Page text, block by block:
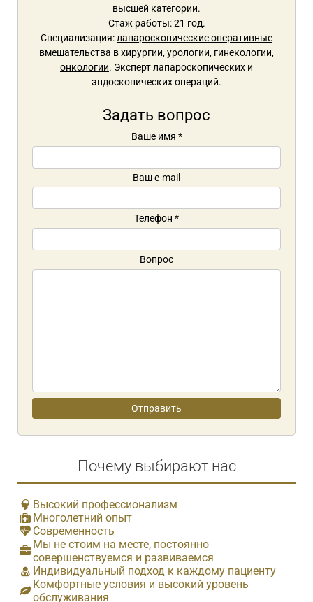
высшей категории.
Стаж работы: 21 год.
Специализация:лапароскопические оперативные
вмешательства в хирургии,урологии, гинекологии,
онкологии. Эксперт лапароскопических и
эндоскопических операций.
Задать вопрос
Ваше имя *
Ваш e-mail
Телефон *
Вопрос
Почему выбирают нас
Высокий профессионализм
Многолетний опыт
Современность
Мы не стоим на месте, постоянно
совершенствуемся и развиваемся
Индивидуальный подход к каждому пациенту
Комфортные условия и высокий уровень
обслуживания